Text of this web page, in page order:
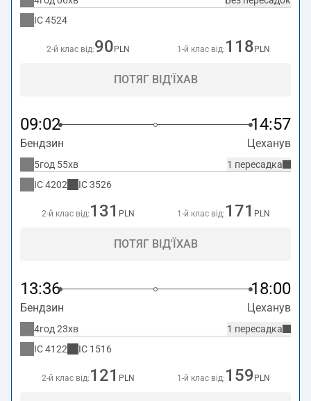
IC4524
2-й клас від:90 PLN 1-й клас від: 118 PLN
ПОТЯГ ВІД'ЇХАВ
09:02 14:57
Бендзин Цеханув
1 пересадка
5год 55хв
IC4202 IC3526
2-й клас від: 131 PLN 1-й клас від: 171 PLN
ПОТЯГ ВІД'ЇХАВ
13:36 18:00
Бендзин Цеханув
1 пересадка
4год 23хв
IC4122 IC 1516
2-й клас від: 121 PLN 1-й клас від: 159 PLN